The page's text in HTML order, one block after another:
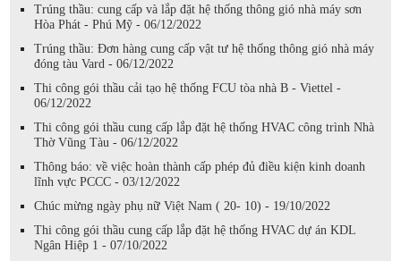
Trúng thầu: cung cấp và lắp đặt hệ thống thông gió nhà máy sơn
Hòa Phát - Phú Mỹ - 06/12/2022
Trúng thầu: Đơn hàng cung cấp vật tư hệ thống thông gió nhà máy
đóng tàu Vard - 06/12/2022
Thi công gói thầu cải tạo hệ thống FCU tòa nhà B - Viettel -
06/12/2022
Thi công gói thầu cung cấp lắp đặt hệ thống HVAC công trình Nhà
Thờ Vũng Tàu - 06/12/2022
Thông báo: về việc hoàn thành cấp phép đủ điều kiện kinh doanh
lĩnh vực PCCC - 03/12/2022
Chúc mừng ngày phụ nữ Việt Nam ( 20- 10) - 19/10/2022
Thi công gói thầu cung cấp lắp đặt hệ thống HVAC dự án KDL
Ngân Hiệp 1 - 07/10/2022